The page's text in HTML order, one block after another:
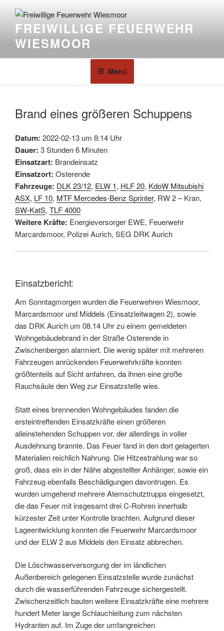
FREIWILLIGE FEUERWEHR
WIESMOOR
Menü
Brand eines größeren Schuppens
Datum: 2022-02-13 um 8:14 Uhr
Dauer: 3 Stunden 6 Minuten
Einsatzart: Brandeinsatz
Einsatzort: Osterende
Fahrzeuge: DLK 23/12, ELW 1, HLF 20, KdoW Mitsubishi
ASX, LF 10, MTF Mercedes-Benz Sprinter, RW 2 – Kran,
SW-KatS, TLF 4000
Weitere Kräfte: Energieversorger EWE, Feuerwehr
Marcardsmoor, Polizei Aurich, SEG DRK Aurich
Einsatzbericht:
Am Sonntagmorgen wurden die Feuerwehren Wiesmoor,
Marcardsmoor und Middels (Einsatzleitwagen 2), sowie
das DRK Aurich um 08.14 Uhr zu einem gemeldeten
Wohngebäudebrand in der Straße Osterende in
Zwischenbergen alarmiert. Die wenig später mit mehreren
Fahrzeugen anrückenden Feuerwehrkräfte konnten
größtenteils auf Sicht anfahren, da ihnen eine große
Rauchsäule den Weg zur Einsatzstelle wies.
Statt eines brennenden Wohngebäudes fanden die
ersteintreffenden Einsatzkräfte einen größeren
alleinstehenden Schuppen vor, der allerdings in voller
Ausdehnung brannte. Das Feuer fand in den dort gelagerten
Materialien reichlich Nahrung. Die Hitzestrahlung war so
groß, dass ein in der Nähe abgestellter Anhänger, sowie ein
Fahrzeug ebenfalls Beschädigungen davontrugen. Es
wurden umgehend mehrere Atemschutztrupps eingesetzt,
die das Feuer mit insgesamt drei C-Rohren innerhalb
kürzester Zeit unter Kontrolle brachten. Aufgrund dieser
Lageentwicklung konnten die Feuerwehr Marcardsmoor
und der ELW 2 aus Middels den Einsatz abbrechen.
Die Löschwasserversorgung der im ländlichen
Außenbereich gelegenen Einsatzstelle wurde zunächst
durch die wasserführenden Fahrzeuge sichergestellt.
Zwischenzeitlich bauten weitere Einsatzkräfte eine mehrere
hundert Meter lange Schlauchleitung zum nächsten
Hydranten auf. Im Zuge der umfangreichen